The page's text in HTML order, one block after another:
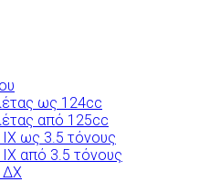
ως 124cc
από 125cc
ως 3.5 τόνους
από 3.5 τόνους
ΔΧ